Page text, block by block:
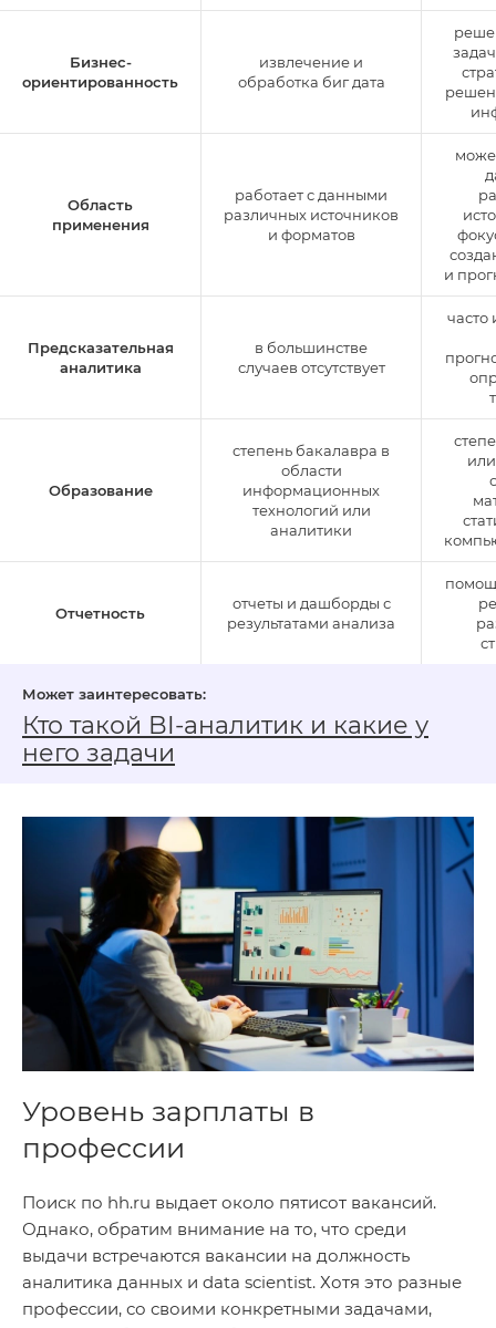
Бизнес-
ориентированность
извлечение и
обработка биг дата
Область
применения
работает с данными
различных источников
и форматов
и
Предсказательная
аналитика
в большинстве
случаев отсутствует
часто
Образование
степень бакалавра в
области
информационных
технологий или
аналитики
Отчетность
отчеты и дашборды с
результатами анализа
Кто такой BI‑аналитик и какие у
него задачи
Уровень зарплаты в
профессии
Поиск по hh.ru выдает около пятисот вакансий.
Однако, обратим внимание на то, что среди
выдачи встречаются вакансии на должность
аналитика данных и data scientist. Хотя это разные
профессии, со своими конкретными задачами,